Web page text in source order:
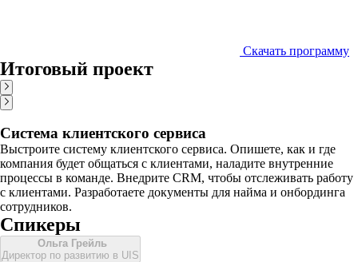
Скачать программу
Итоговый проект
Система клиентского сервиса
Выстроите систему клиентского сервиса. Опишете, как и где
компания будет общаться с клиентами, наладите внутренние
процессы в команде. Внедрите CRM, чтобы отслеживать работу
с клиентами. Разработаете документы для найма и онбординга
сотрудников.
Спикеры
Ольга Грейль
Директор по развитию в UIS